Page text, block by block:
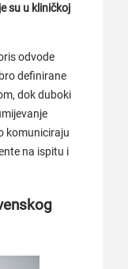
su u kliničkoj
odvode
definirane
dok duboki
komuniciraju
na ispitu i